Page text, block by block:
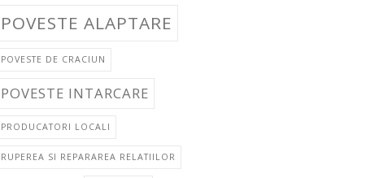
POVESTE ALAPTARE
POVESTE DE CRACIUN
POVESTE INTARCARE
PRODUCATORI LOCALI
RUPEREA SI REPARAREA RELATIILOR